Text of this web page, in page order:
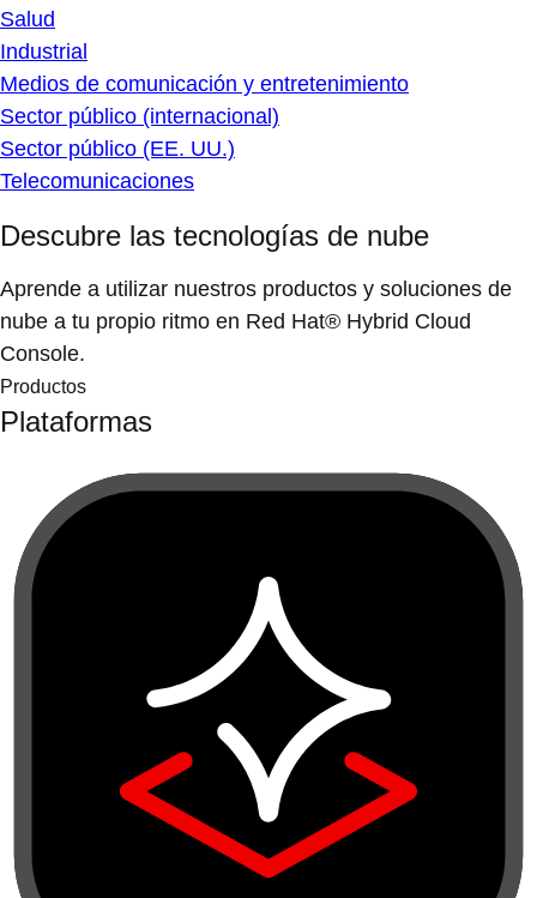
Salud
Industrial
Medios de comunicación y entretenimiento
Sector público (internacional)
Sector público (EE. UU.)
Telecomunicaciones
Descubre las tecnologías de nube
Aprende a utilizar nuestros productos y soluciones de
nube a tu propio ritmo en Red Hat® Hybrid Cloud
Console.
Productos
Plataformas